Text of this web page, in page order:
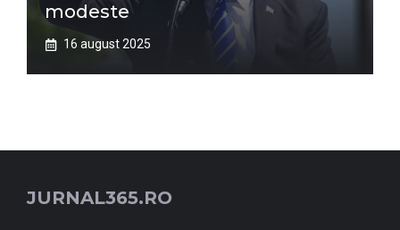
modeste
16 august 2025
JURNAL365.RO